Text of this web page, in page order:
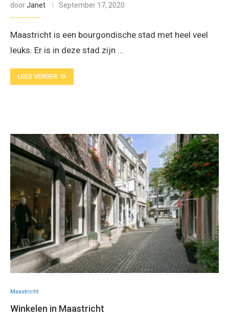
doorJanet September 17, 2020
Maastricht is een bourgondische stad met heel veel
leuks. Er is in deze stad zijn …
LEES VERDER
Maastricht
Winkelen in Maastricht